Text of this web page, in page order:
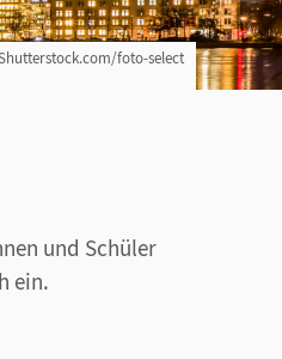
foto-select
und Schüler
ein.